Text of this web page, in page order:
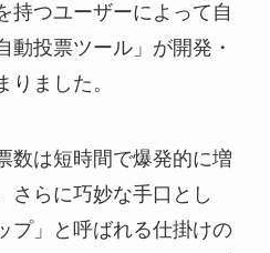
持つユーザーによって自
動投票ツール」が開発・
りました。
数は短時間で爆発的に増
さらに巧妙な手口とし
プ」と呼ばれる仕掛けの